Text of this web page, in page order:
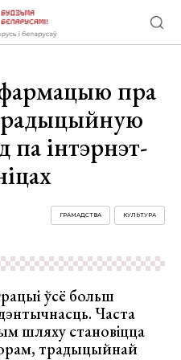
пра
па інтэрнэт-
КУЛЬТУРА
ГРАМАДСТВА
ўсё больш
Часта
шляху становіцца
традыцыйнай